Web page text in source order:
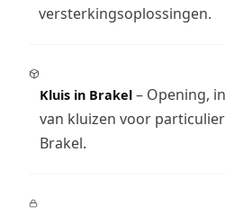
versterkingsoplossingen.
Kluis in Brakel– Opening,
van kluizen voor
Brakel.